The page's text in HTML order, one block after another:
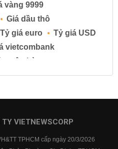
vàng 9999
Giá dầu thô
Tỷ giá euro
Tỷ giá USD
vietcombank
ngân hàng
tiền gửi
VIETNEWSCORP
TPHCM cấp ngày 20/3/2026